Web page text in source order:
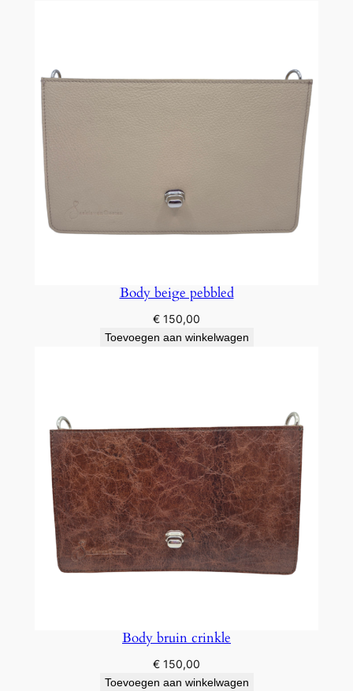
Body beige pebbled
€ 150,00
Toevoegen aan winkelwagen
Body bruin crinkle
€ 150,00
Toevoegen aan winkelwagen